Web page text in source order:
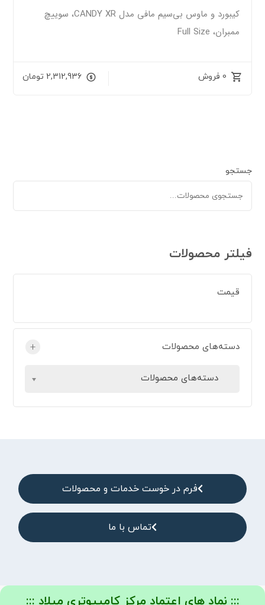
کیبورد و ماوس بی‌سیم مافی مدل CANDY XR، سوییچ
ممبران، Full Size
0 فروش 2,312,936 تومان
جستجو
فیلتر محصولات
قیمت
دسته‌های محصولات +
دسته‌های محصولات
فرم در خوست خدمات و محصولات
تماس با ما
::: نماد های اعتماد مرکز کامپیوتری میلاد :::